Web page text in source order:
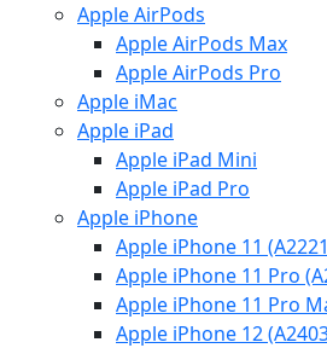
Apple AirPods
Apple AirPods Max
Apple AirPods Pro
Apple iMac
Apple iPad
Apple iPad Mini
Apple iPad Pro
Apple iPhone
Apple iPhone 11
Apple iPhone 11 Pro
Apple iPhone 11 Pro
Apple iPhone 12